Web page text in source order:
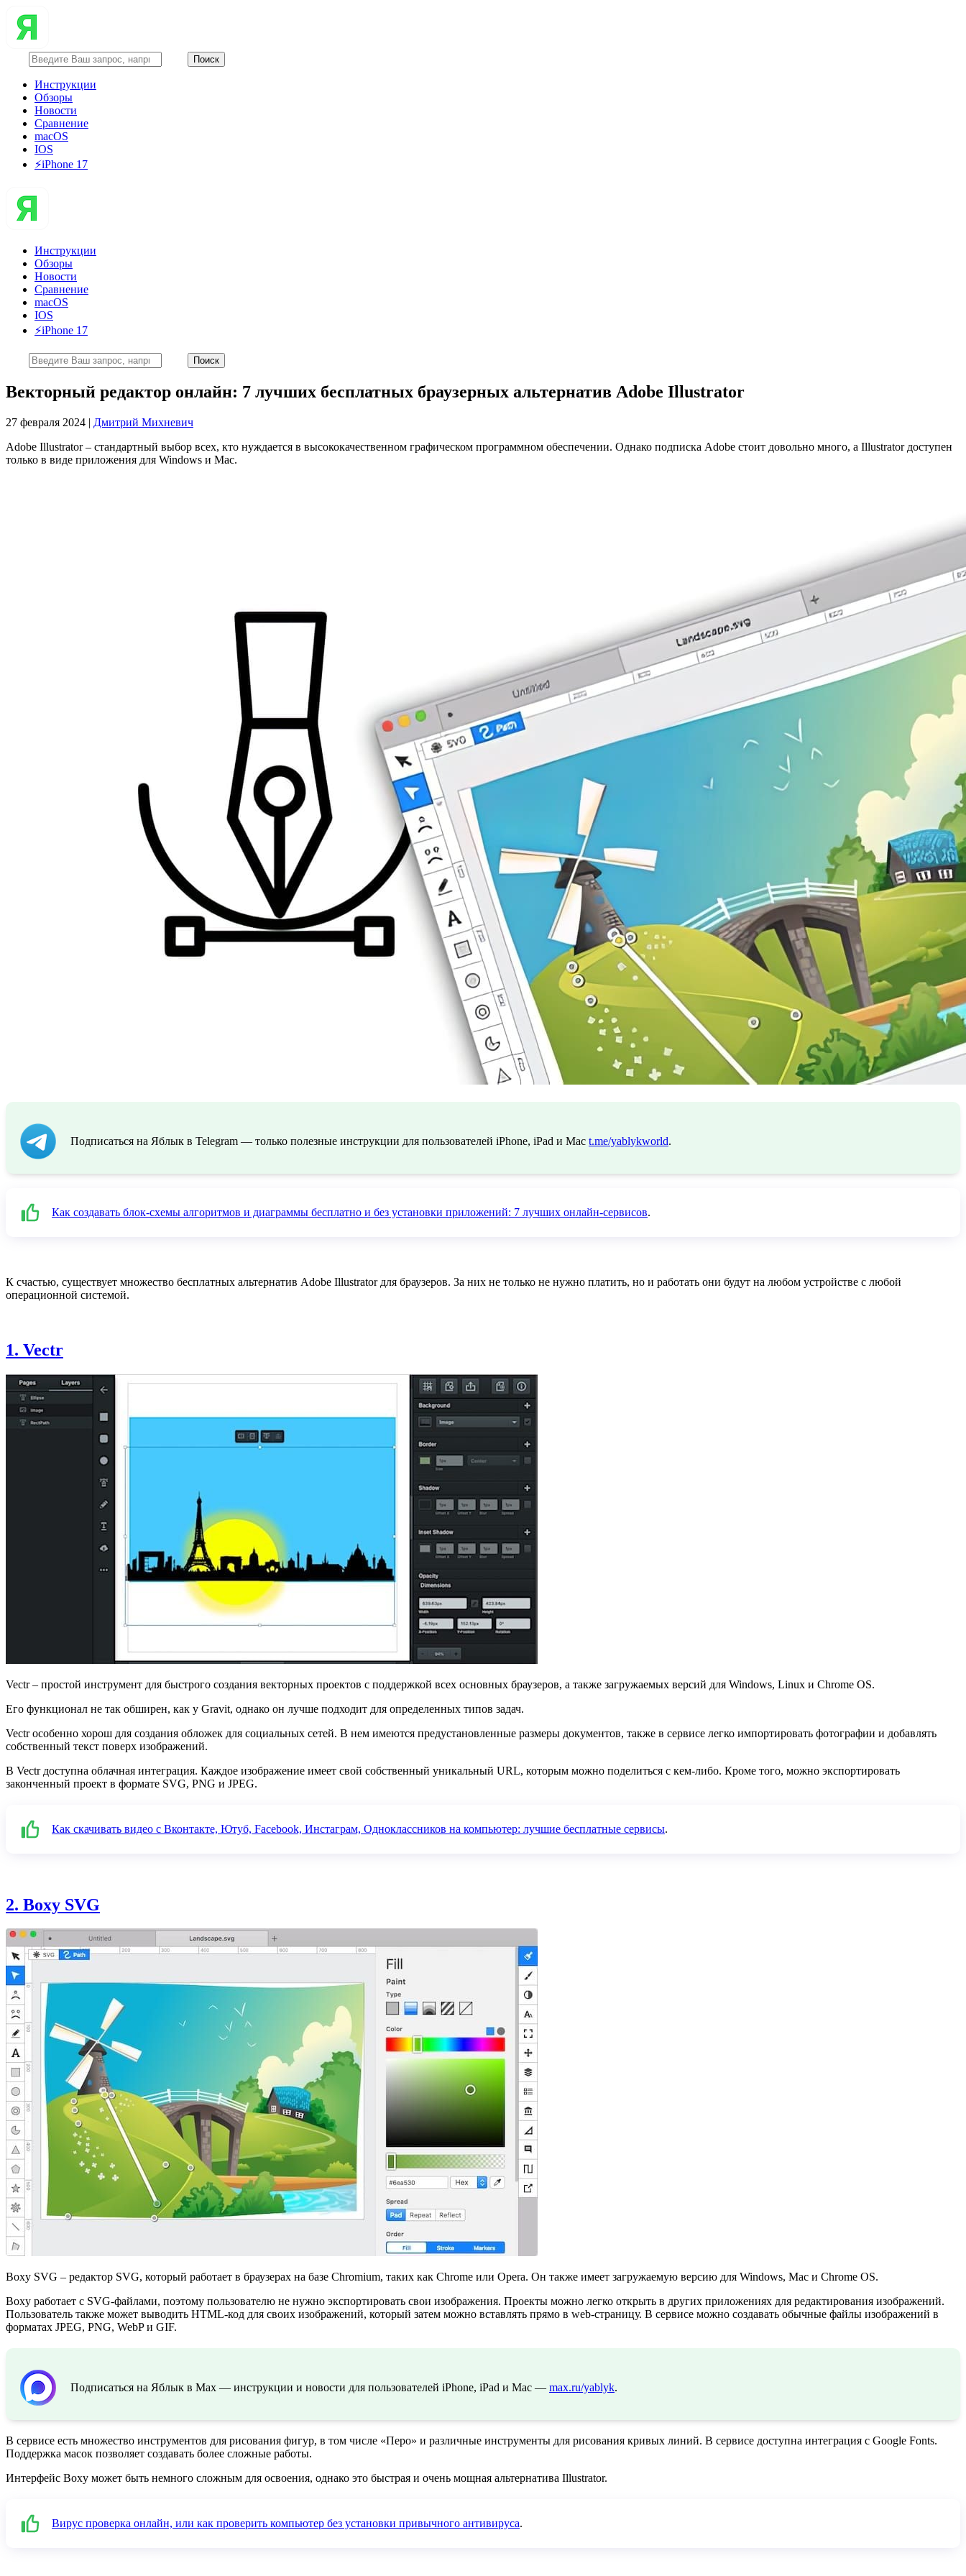
Инструкции
Обзоры
Новости
Сравнение
macOS
IOS
⚡️iPhone 17
Инструкции
Обзоры
Новости
Сравнение
macOS
IOS
⚡️iPhone 17
Векторный редактор онлайн: 7 лучших бесплатных браузерных альтернатив Adobe Illustrator
27 февраля 2024 | Дмитрий Михневич
Adobe Illustrator – стандартный выбор всех, кто нуждается в высококачественном графическом программном обеспечении. Однако подписка Adobe стоит довольно много, а Illustrator доступен
только в виде приложения для Windows и Mac.
Подписаться на Яблык в Telegram — только полезные инструкции для пользователей iPhone, iPad и Mac t.me/yablykworld.
Как создавать блок-схемы алгоритмов и диаграммы бесплатно и без установки приложений: 7 лучших онлайн-сервисов.
К счастью, существует множество бесплатных альтернатив Adobe Illustrator для браузеров. За них не только не нужно платить, но и работать они будут на любом устройстве с любой
операционной системой.
1. Vectr
Vectr – простой инструмент для быстрого создания векторных проектов с поддержкой всех основных браузеров, а также загружаемых версий для Windows, Linux и Chrome OS.
Его функционал не так обширен, как у Gravit, однако он лучше подходит для определенных типов задач.
Vectr особенно хорош для создания обложек для социальных сетей. В нем имеются предустановленные размеры документов, также в сервисе легко импортировать фотографии и добавлять
собственный текст поверх изображений.
В Vectr доступна облачная интеграция. Каждое изображение имеет свой собственный уникальный URL, которым можно поделиться с кем-либо. Кроме того, можно экспортировать
законченный проект в формате SVG, PNG и JPEG.
Как скачивать видео с Вконтакте, Ютуб, Facebook, Инстаграм, Одноклассников на компьютер: лучшие бесплатные сервисы.
2. Boxy SVG
Boxy SVG – редактор SVG, который работает в браузерах на базе Chromium, таких как Chrome или Opera. Он также имеет загружаемую версию для Windows, Mac и Chrome OS.
Boxy работает с SVG-файлами, поэтому пользователю не нужно экспортировать свои изображения. Проекты можно легко открыть в других приложениях для редактирования изображений.
Пользователь также может выводить HTML-код для своих изображений, который затем можно вставлять прямо в web-страницу. В сервисе можно создавать обычные файлы изображений в
форматах JPEG, PNG, WebP и GIF.
Подписаться на Яблык в Max — инструкции и новости для пользователей iPhone, iPad и Mac — max.ru/yablyk.
В сервисе есть множество инструментов для рисования фигур, в том числе «Перо» и различные инструменты для рисования кривых линий. В сервисе доступна интеграция с Google Fonts.
Поддержка масок позволяет создавать более сложные работы.
Интерфейс Boxy может быть немного сложным для освоения, однако это быстрая и очень мощная альтернатива Illustrator.
Вирус проверка онлайн, или как проверить компьютер без установки привычного антивируса.